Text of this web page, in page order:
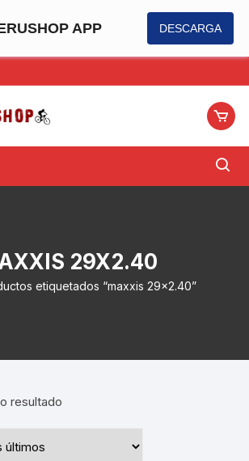
APP DESCARGA
29X2.40
etiquetados “maxxis 29x2.40”
resultado